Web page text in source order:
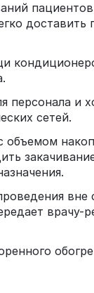
доставить
персонала и
сетей.
вне
врачу-